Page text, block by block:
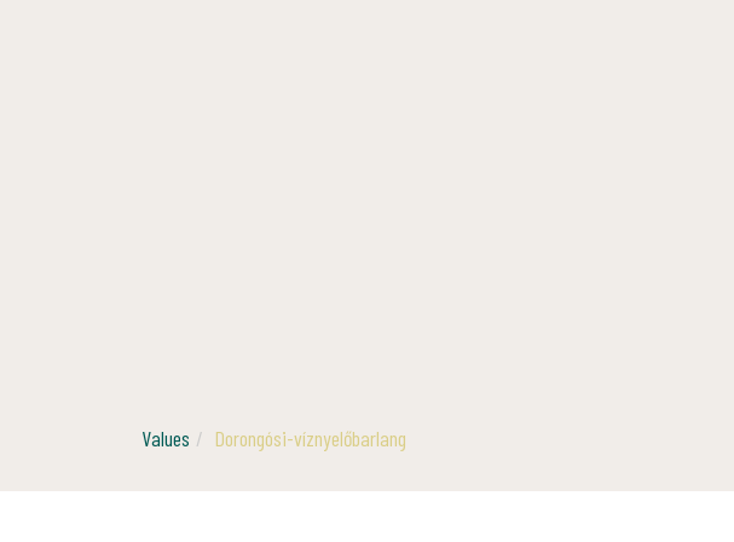
Values Dorongósi-víznyelőbarlang